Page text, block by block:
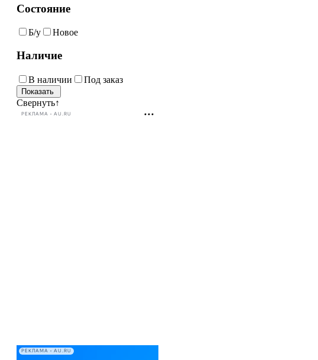
Состояние
Б/у Новое
Наличие
В наличии Под заказ
Свернуть↑
РЕКЛАМА • AU.RU
РЕКЛАМА • AU.RU